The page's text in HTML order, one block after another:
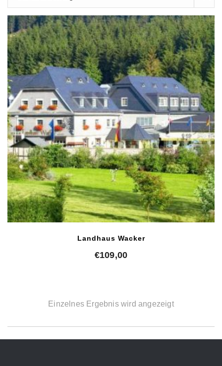
Landhaus Wacker
€109,00
Einzelnes Ergebnis wird angezeigt